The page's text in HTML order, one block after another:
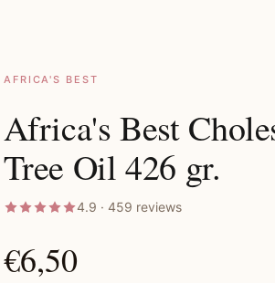
AFRICA'S BEST
Africa's Best
Tree Oil 426 gr.
4.9 · 459 reviews
€6,50